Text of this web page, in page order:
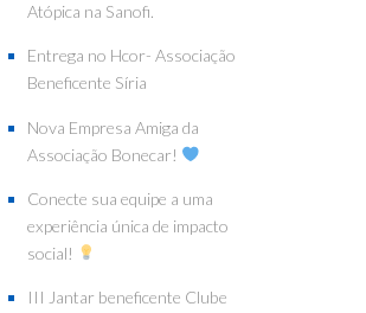
Atópica na Sanofi.
Entrega no Hcor- Associação
Beneficente Síria
Nova Empresa Amiga da
Associação Bonecar!
Conecte sua equipe a uma
experiência única de impacto
social!
III Jantar beneficente Clube